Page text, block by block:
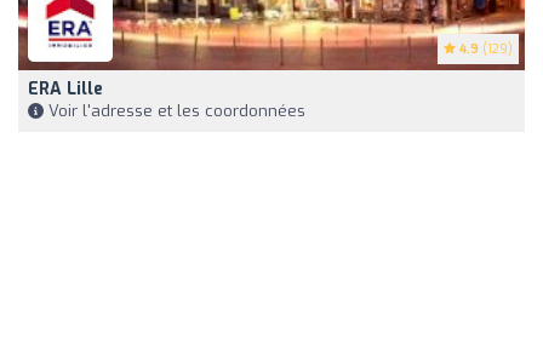
4.9 (129)
ERA Lille
Voir l'adresse et les coordonnées